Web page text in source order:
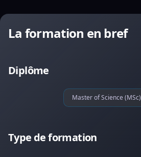
La formation en bref
Diplôme
Master of Science (MSc)
Type de formation